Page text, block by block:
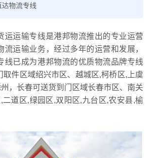
物流专线
运运输专线是港邦物流推出的专业运营
流运输业务，经过多年的运营和发展，
线已成为港邦物流的优质物流品牌专线
取件区域绍兴市区、越城区,柯桥区,上虞
，长春可送货到门区域长春市区、南关
二道区,绿园区,双阳区,九台区,农安县,榆